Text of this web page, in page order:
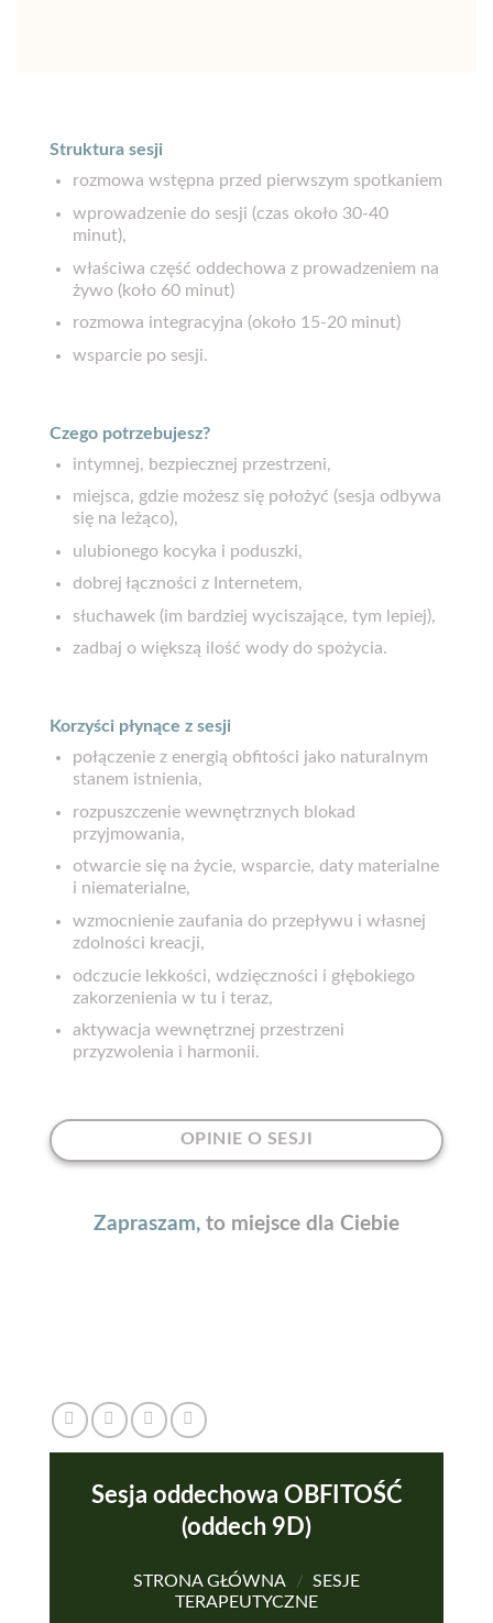
Struktura sesji
rozmowa wstępna przed pierwszym spotkaniem
wprowadzenie do sesji (czas około 30-40
minut),
właściwa część oddechowa z prowadzeniem na
żywo (koło 60 minut)
rozmowa integracyjna (około 15-20 minut)
wsparcie po sesji.
Czego potrzebujesz?
intymnej, bezpiecznej przestrzeni,
miejsca, gdzie możesz się położyć (sesja odbywa
się na leżąco),
ulubionego kocyka i poduszki,
dobrej łączności z Internetem,
słuchawek (im bardziej wyciszające, tym lepiej),
zadbaj o większą ilość wody do spożycia.
Korzyści płynące z sesji
połączenie z energią obfitości jako naturalnym
stanem istnienia,
rozpuszczenie wewnętrznych blokad
przyjmowania,
otwarcie się na życie, wsparcie, daty materialne
i niematerialne,
wzmocnienie zaufania do przepływu i własnej
zdolności kreacji,
odczucie lekkości, wdzięczności i głębokiego
zakorzenienia w tu i teraz,
aktywacja wewnętrznej przestrzeni
przyzwolenia i harmonii.
OPINIE O SESJI
Zapraszam, to miejsce dla Ciebie
Sesja oddechowa OBFITOŚĆ
(oddech 9D)
STRONA GŁÓWNA / SESJE
TERAPEUTYCZNE